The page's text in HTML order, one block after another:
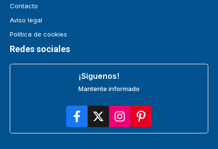
Contacto
Aviso legal
Política de cookies
Redes sociales
¡Síguenos!
Mantente informado